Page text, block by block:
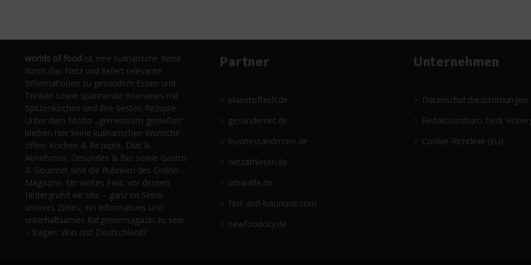
worlds of food ist eine kulinarische Reise
durch das Netz und liefert relevante
Informationen zu gesundem Essen und
Trinken sowie spannende Interviews mit
Spitzenköchen und ihre besten Rezepte.
Unter dem Motto „gemeinsam genießen“
bleiben hier keine kulinarischen Wünsche
offen. Kochen & Rezepte, Diät &
Abnehmen, Gesundes & Bio sowie Gastro
& Gourmet sind die Rubriken des Online-
Magazins. Ein weites Feld, vor dessen
Hintergrund wir uns – ganz im Sinne
unseres Zieles, ein informatives und
unterhaltsames Ratgebermagazin zu sein
– fragen: Was isst Deutschland?
Partner
planetoftech.de
gesündernet.de
businessandmore.de
netzathleten.de
urbanlife.de
fast-and-luxurious.com
newfoodcity.de
Unternehmen
Datenschutzbestimmungen
Redaktionsbüro Derk
Cookie-Richtlinie (EU)